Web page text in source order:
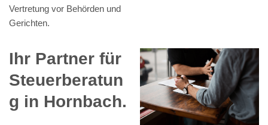
Vertretung vor Behörden und
Gerichten.
Ihr Partner für
Steuerberatun
g in Hornbach.